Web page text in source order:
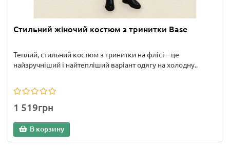
Стильний жіночий костюм з тринитки Base
Теплий, стильний костюм з тринитки на флісі – це
найзручніший і найтепліший варіант одягу на холодну..
1 519грн
В корзину